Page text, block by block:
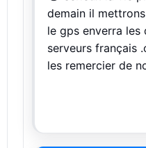
demain il
le gps enverra les
serveurs français
les remercier de